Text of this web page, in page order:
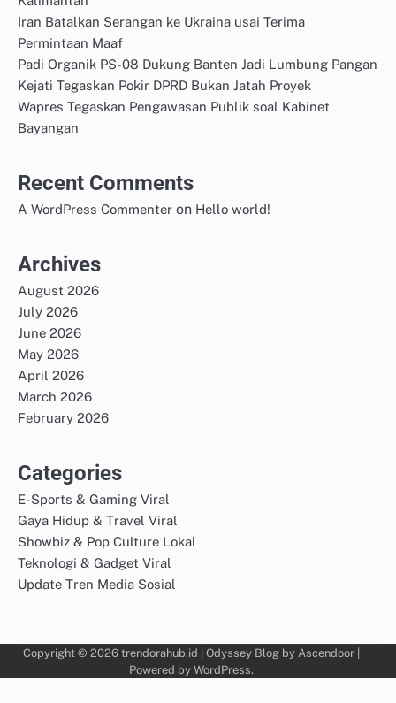
Iran Batalkan Serangan ke Ukraina usai Terima
Permintaan Maaf
Padi Organik PS-08 Dukung Banten Jadi Lumbung Pangan
Kejati Tegaskan Pokir DPRD Bukan Jatah Proyek
Wapres Tegaskan Pengawasan Publik soal Kabinet
Bayangan
Recent Comments
A WordPress Commenter on Hello world!
Archives
August 2026
July 2026
June 2026
May 2026
April 2026
March 2026
February 2026
Categories
E-Sports & Gaming Viral
Gaya Hidup & Travel Viral
Showbiz & Pop Culture Lokal
Teknologi & Gadget Viral
Update Tren Media Sosial
Copyright © 2026 trendorahub.id | Odyssey Blog by Ascendoor|
Powered by WordPress.